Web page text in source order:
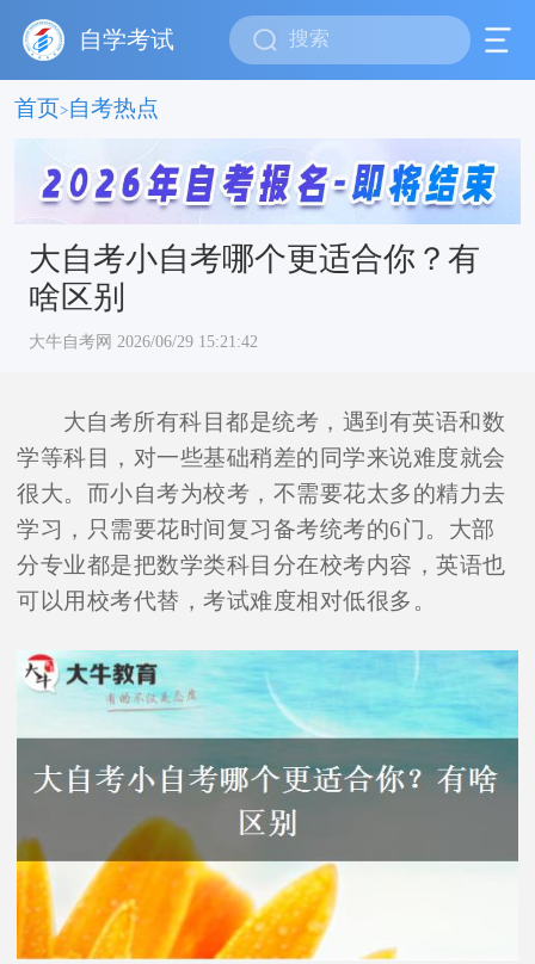
自学考试
首页>自考热点
大自考小自考哪个更适合你？有
啥区别
大牛自考网 2026/06/29 15:21:42
大自考所有科目都是统考，遇到有英语和数
学等科目，对一些基础稍差的同学来说难度就会
很大。而小自考为校考，不需要花太多的精力去
学习，只需要花时间复习备考统考的6门。大部
分专业都是把数学类科目分在校考内容，英语也
可以用校考代替，考试难度相对低很多。